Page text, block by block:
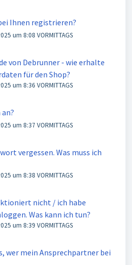
Ihnen registrieren?
um 8:08 VORMITTAGS
von Debrunner - wie erhalte
für den Shop?
um 8:36 VORMITTAGS
um 8:37 VORMITTAGS
vergessen. Was muss ich
um 8:38 VORMITTAGS
nicht / ich habe
Was kann ich tun?
um 8:39 VORMITTAGS
wer mein Ansprechpartner bei